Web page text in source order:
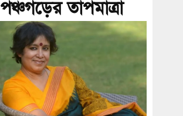
পঞ্চগড়ের তাপমাত্রা